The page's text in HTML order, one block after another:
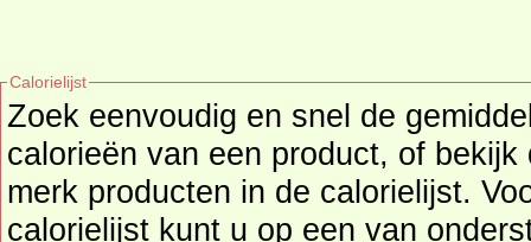
Calorielijst
Zoek eenvoudig en snel de
calorieën van een product, of
merk producten in de calorielijst.
calorielijst kunt u op een van